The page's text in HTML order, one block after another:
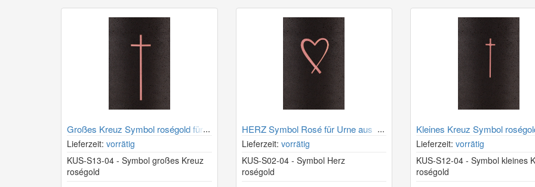
Großes Kreuz Symbol roségold für
Urne aus Kohle
Lieferzeit: vorrätig
KUS-S13-04 - Symbol großes Kreuz
roségold
HERZ Symbol Rosé für Urne aus
Kohle
Lieferzeit: vorrätig
KUS-S02-04 - Symbol Herz
roségold
Kleines Kreuz Symbol
Urne aus Kohle
Lieferzeit: vorrätig
KUS-S12-04 - Symbol kleines
roségold